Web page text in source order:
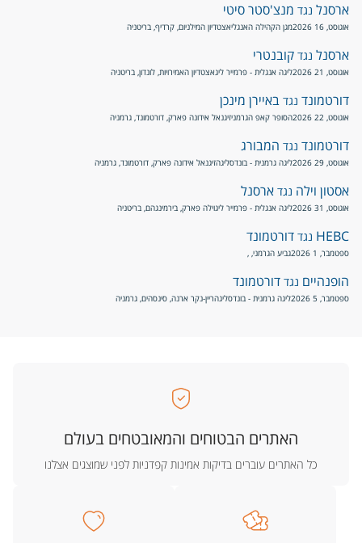
ארסנל נגד מנצ'סטר סיטי
אוגוסט, 16 2026 מגן הקהילה האנגליאצטדיון המילניום, קרדיף, בריטניה
ארסנל נגד קובנטרי
אוגוסט, 21 2026 ליגה אנגלית - פרמייר ליגאצטדיון האמירויות, לונדון, בריטניה
דורטמונד נגד באיירן מינכן
אוגוסט, 22 2026 הסופר קאפ הגרמניזיגנאל אידונה פארק, דורטמונד, גרמניה
דורטמונד נגד המבורג
אוגוסט, 29 2026 ליגה גרמנית - בונדסליגהזיגנאל אידונה פארק, דורטמונד, גרמניה
אסטון וילה נגד ארסנל
אוגוסט, 31 2026 ליגה אנגלית - פרמייר ליגוילה פארק, בירמינגהם, בריטניה
HEBC נגד דורטמונד
ספטמבר, 1 2026 גביע הגרמני, ,
הופנהיים נגד דורטמונד
ספטמבר, 5 2026 ליגה גרמנית - בונדסליגהריין-נקר ארנה, סינסהים, גרמניה
האתרים הבטוחים והמאובטחים בעולם
כל האתרים עוברים בדיקות אמינות קפדניות לפני שמוצגים אצלנו